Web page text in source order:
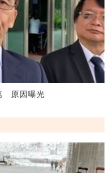
原因曝光